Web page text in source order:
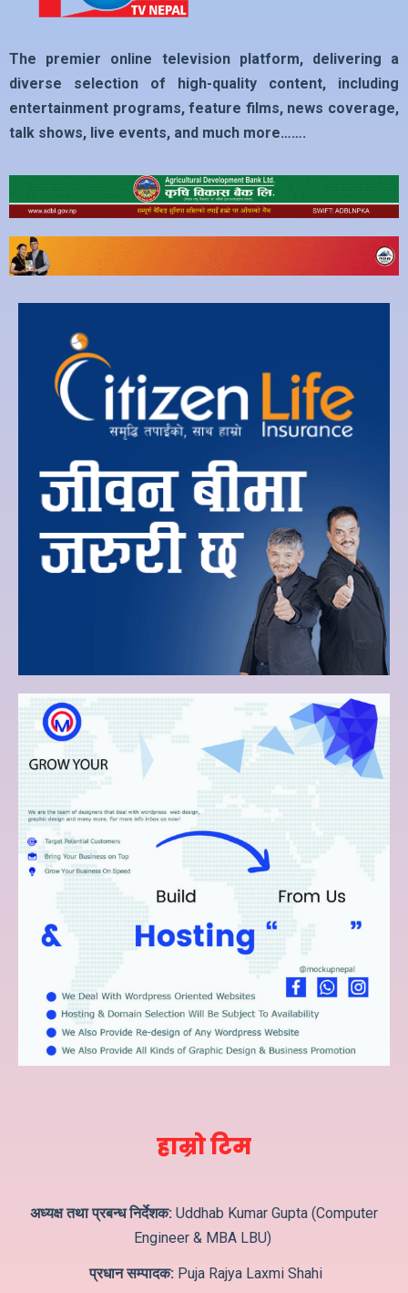
The premier online television platform, delivering a
diverse selection of high-quality content, including
entertainment programs, feature films, news coverage,
talk shows, live events, and much more…….
हाम्रो टिम
अध्यक्ष तथा प्रबन्ध निर्देशक: Uddhab Kumar Gupta (Computer
Engineer & MBA LBU)
प्रधान सम्पादक: Puja Rajya Laxmi Shahi